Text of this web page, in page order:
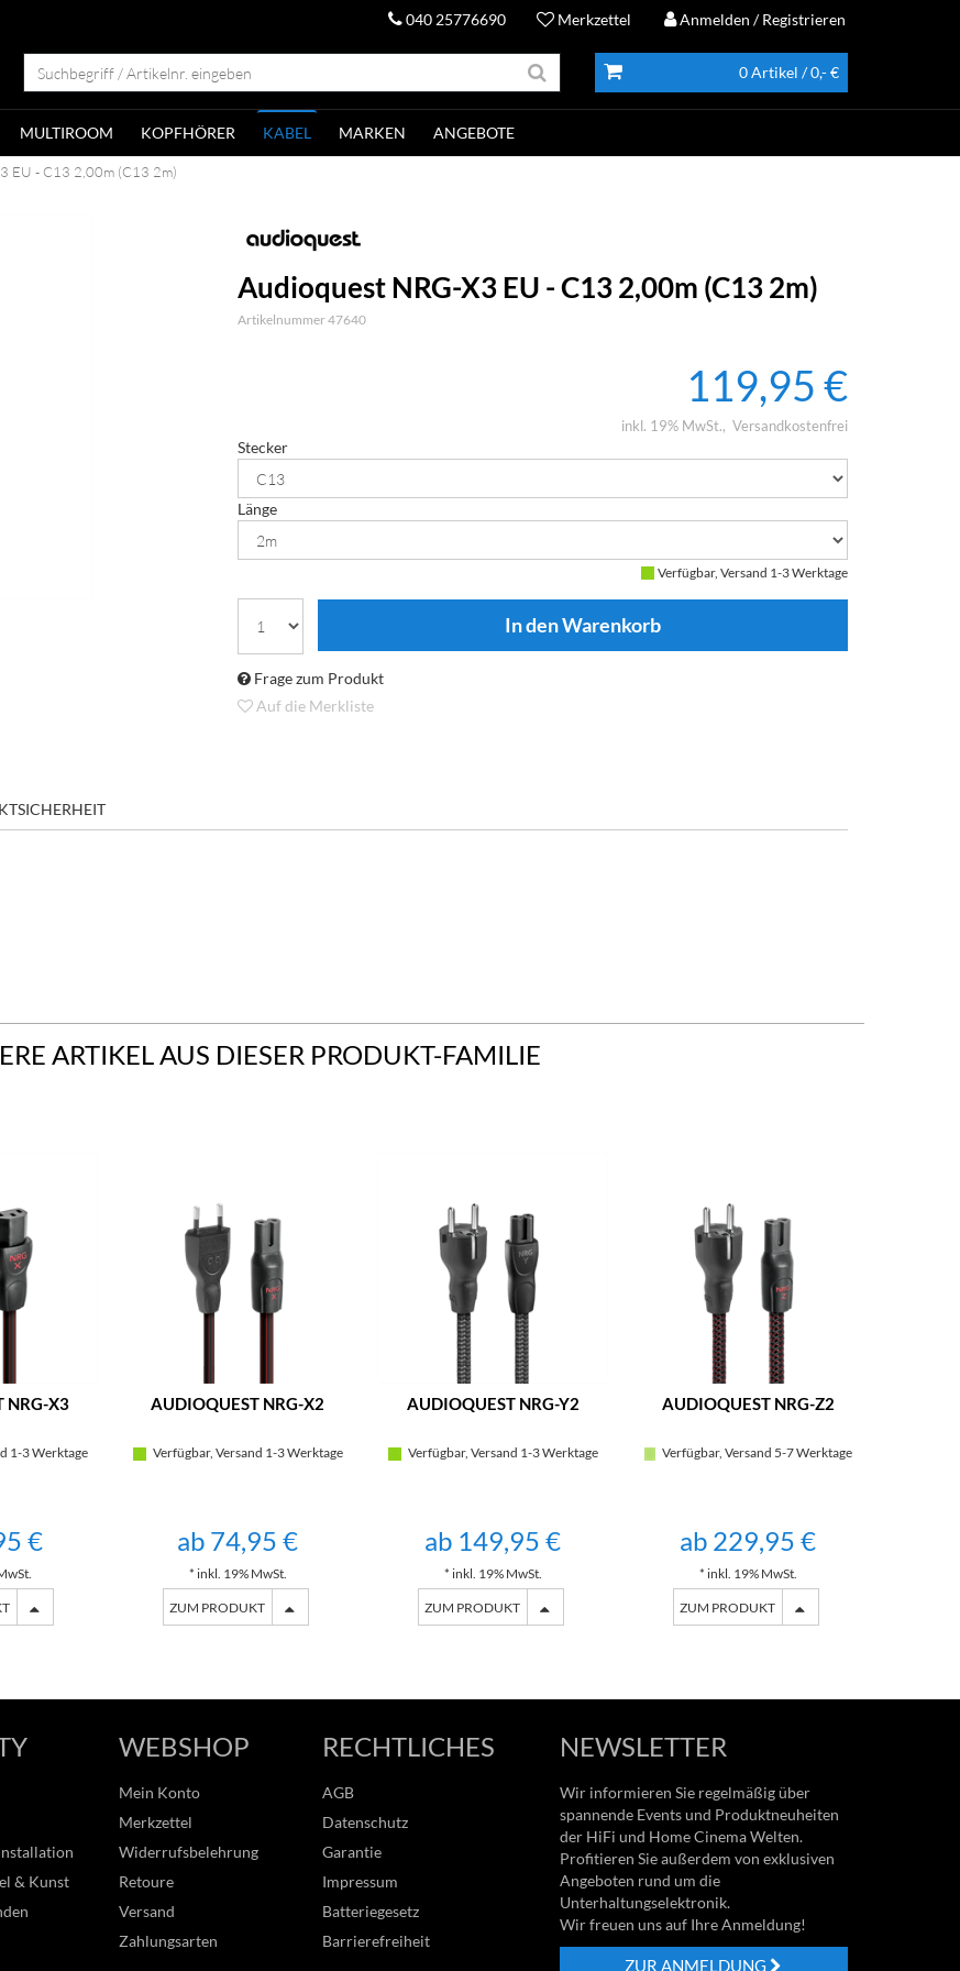
040 25776690 Merkzettel Anmelden / Registrieren
0 Artikel / 0,- €
MULTIROOM KOPFHÖRER KABEL MARKEN ANGEBOTE
EU - C13 2,00m (C13 2m)
Audioquest NRG-X3 EU - C13 2,00m (C13 2m)
Artikelnummer 47640
119,95 €
inkl. 19% MwSt. Versandkostenfrei
Stecker
Länge
Verfügbar, Versand 1-3 Werktage
Frage zum Produkt
Auf die Merkliste
ARTIKEL AUS DIESER PRODUKT-FAMILIE
NRG-X3
1-3 Werktage
€
AUDIOQUEST NRG-X2
Verfügbar, Versand 1-3 Werktage
ab 74,95 €
* inkl. 19% MwSt.
ZUM PRODUKT
AUDIOQUEST NRG-Y2
Verfügbar, Versand 1-3 Werktage
ab 149,95 €
* inkl. 19% MwSt.
ZUM PRODUKT
AUDIOQUEST NRG-Z2
Verfügbar, Versand 5-7 Werktage
ab 229,95 €
* inkl. 19% MwSt.
ZUM PRODUKT
& Kunst
WEBSHOP
Mein Konto
Merkzettel
Widerrufsbelehrung
Retoure
Versand
Zahlungsarten
RECHTLICHES
AGB
Datenschutz
Garantie
Impressum
Batteriegesetz
Barrierefreiheit
NEWSLETTER
Wir informieren Sie regelmäßig über
spannende Events und Produktneuheiten
der HiFi und Home Cinema Welten.
Profitieren Sie außerdem von exklusiven
Angeboten rund um die
Unterhaltungselektronik.
Wir freuen uns auf Ihre Anmeldung!
ZUR ANMELDUNG